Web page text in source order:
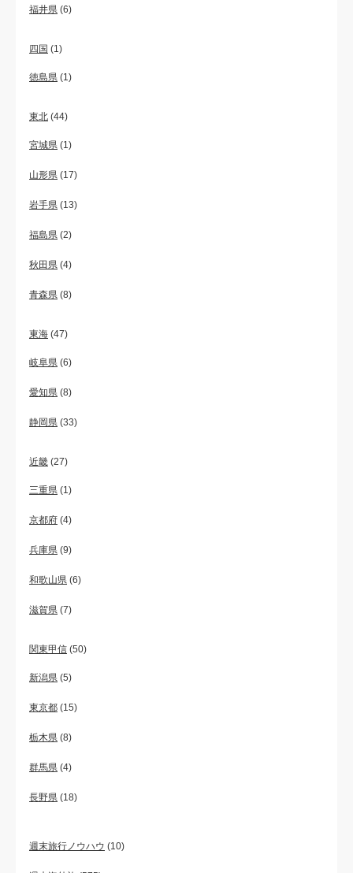
福井県 (6)
四国 (1)
徳島県 (1)
東北 (44)
宮城県 (1)
山形県 (17)
岩手県 (13)
福島県 (2)
秋田県 (4)
青森県 (8)
東海 (47)
岐阜県 (6)
愛知県 (8)
静岡県 (33)
近畿 (27)
三重県 (1)
京都府 (4)
兵庫県 (9)
和歌山県 (6)
滋賀県 (7)
関東甲信 (50)
新潟県 (5)
東京都 (15)
栃木県 (8)
群馬県 (4)
長野県 (18)
週末旅行ノウハウ (10)